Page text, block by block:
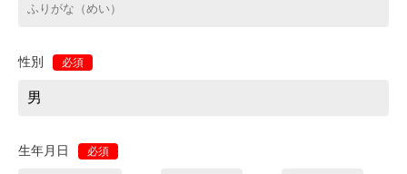
性別 必須
生年月日 必須